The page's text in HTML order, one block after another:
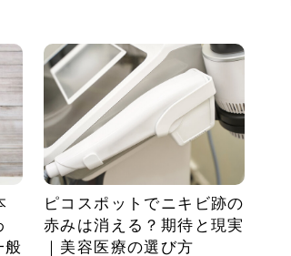
般
ピコスポットでニキビ跡の
赤みは消える？期待と現実
｜美容医療の選び方